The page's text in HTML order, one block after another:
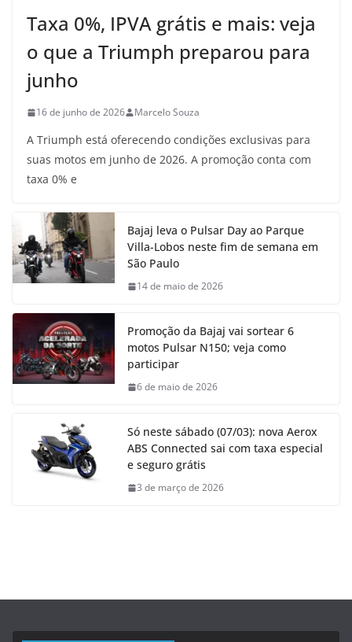
Taxa 0%, IPVA grátis e mais: veja
o que a Triumph preparou para
junho
16 de junho de 2026 Marcelo Souza
A Triumph está oferecendo condições exclusivas para
suas motos em junho de 2026. A promoção conta com
taxa 0% e
Bajaj leva o Pulsar Day ao Parque
Villa-Lobos neste fim de semana em
São Paulo
14 de maio de 2026
Promoção da Bajaj vai sortear 6
motos Pulsar N150; veja como
participar
6 de maio de 2026
Só neste sábado (07/03): nova Aerox
ABS Connected sai com taxa especial
e seguro grátis
3 de março de 2026